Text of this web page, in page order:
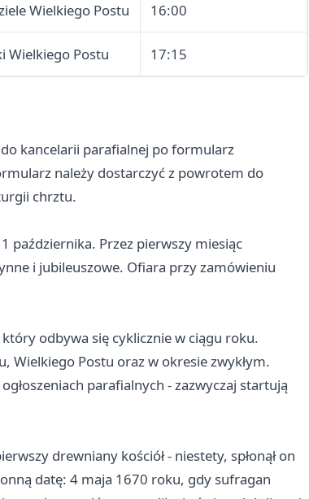
Wielkiego Postu 16:00
Wielkiego Postu 17:15
kancelarii parafialnej po formularz
należy dostarczyć z powrotem do
chrztu.
października. Przez pierwszy miesiąc
i jubileuszowe. Ofiara przy zamówieniu
odbywa się cyklicznie w ciągu roku.
Wielkiego Postu oraz w okresie zwykłym.
parafialnych - zazwyczaj startują
drewniany kościół - niestety, spłonął on
datę: 4 maja 1670 roku, gdy sufragan